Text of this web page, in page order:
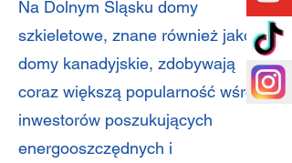
Na Dolnym Śląsku domy
szkieletowe, znane również jako
domy kanadyjskie, zdobywają
coraz większą popularność wśród
inwestorów poszukujących
energooszczędnych i